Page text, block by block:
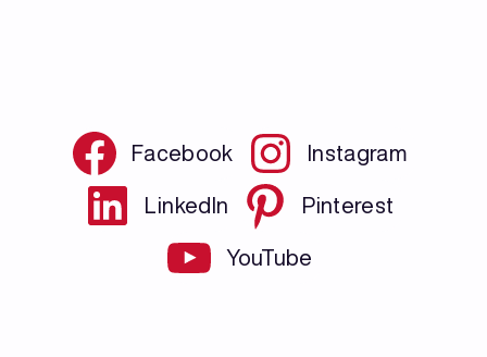
Facebook Instagram
LinkedIn Pinterest
YouTube